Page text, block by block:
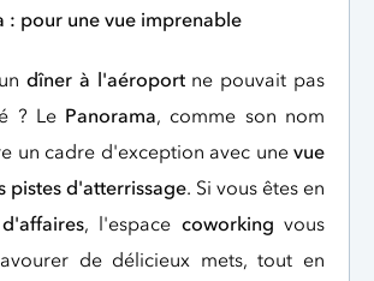
: pour une vue imprenable
dîner à l'aéroportne pouvait pas
? Le Panorama, comme son nom
un cadre d'exception avec une vue
pistes d'atterrissage. Si vous êtes en
, l'espace coworking vous
de délicieux mets, tout en